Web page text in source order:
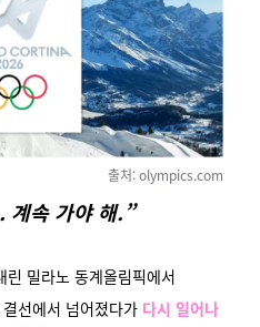
출처: olympics.com
계속 가야 해.”
밀라노 동계올림픽에서
선에서 넘어졌다가 다시 일어나